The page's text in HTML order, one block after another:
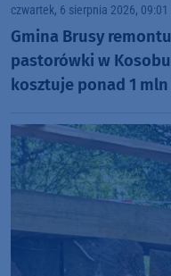
czwartek, 6 sierpnia 2026, 09:01
Gmina Brusy
pastorówki w
kosztuje ponad 1 mln